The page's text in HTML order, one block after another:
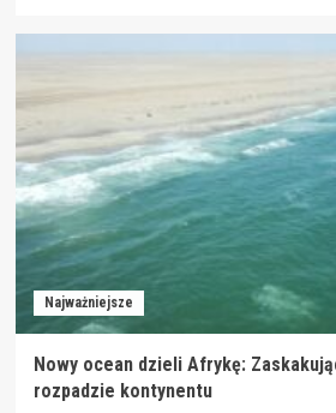
Najważniejsze
Nowy ocean dzieli Afrykę:
rozpadzie kontynentu